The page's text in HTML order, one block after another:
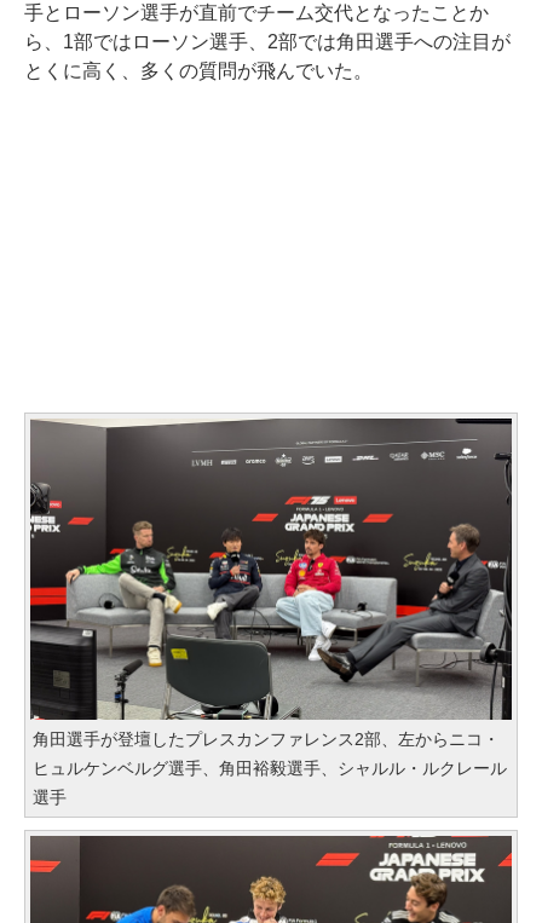
手とローソン選手が直前でチーム交代となったことか
ら、1部ではローソン選手、2部では角田選手への注目が
とくに高く、多くの質問が飛んでいた。
角田選手が登壇したプレスカンファレンス2部、左からニコ・
ヒュルケンベルグ選手、角田裕毅選手、シャルル・ルクレール
選手